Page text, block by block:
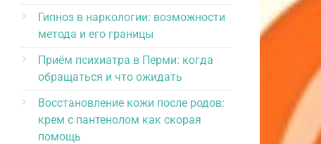
Гипноз в наркологии: возможности
метода и его границы
Приём психиатра в Перми: когда
обращаться и что ожидать
Восстановление кожи после родов:
крем с пантенолом как скорая
помощь